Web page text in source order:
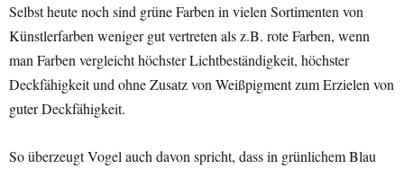
Selbst heute noch sind grüne Farben in vielen Sortimenten von
Künstlerfarben weniger gut vertreten als z.B. rote Farben, wenn
man Farben vergleicht höchster Lichtbeständigkeit, höchster
Deckfähigkeit und ohne Zusatz von Weißpigment zum Erzielen von
guter Deckfähigkeit.
So überzeugt Vogel auch davon spricht, dass in grünlichem Blau